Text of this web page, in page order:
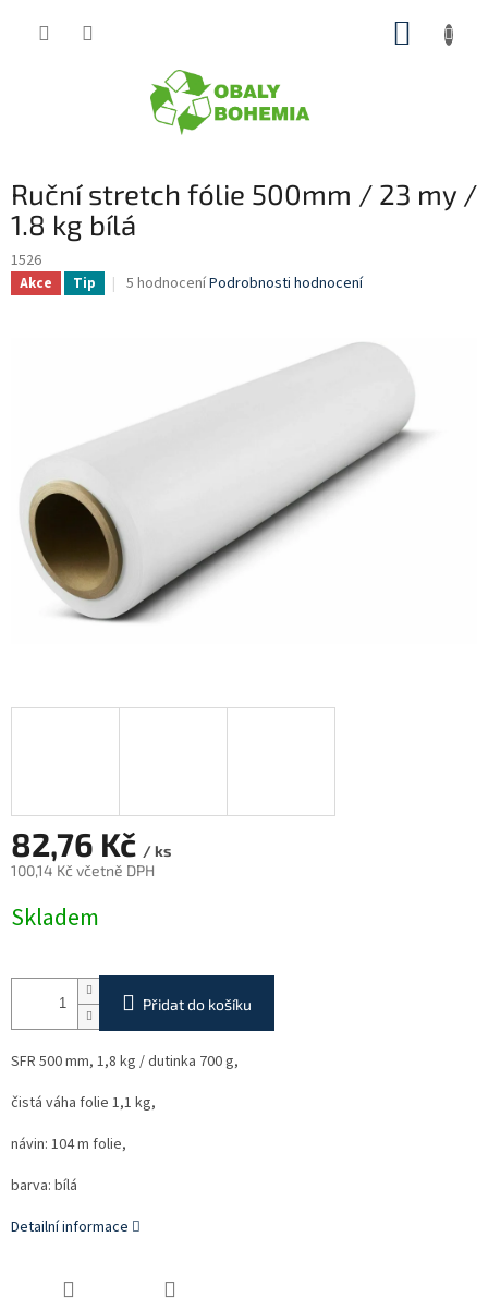
Ruční stretch fólie 500mm / 23 my /
1.8 kg bílá
1526
Akce Tip
Průměrné
hvězdiček.
5 hodnoceníPodrobnosti hodnocení
82,76 Kč / ks
100,14 Kč včetně DPH
cena:
Skladem
Přidat do košíku
SFR 500 mm, 1,8 kg / dutinka 700 g,
čistá váha folie 1,1 kg,
návin: 104 m folie,
barva: bílá
Detailní informace